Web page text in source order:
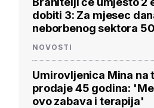
dobiti 3: Za mjesec
neborbenog sektora
NOVOSTI
Umirovljenica Mina na
prodaje 45 godina:
ovo zabava i terapija'